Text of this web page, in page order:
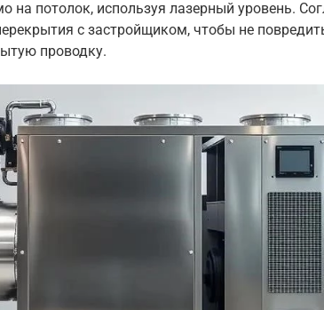
на потолок, используя лазерный уровень.
с застройщиком, чтобы не
проводку.